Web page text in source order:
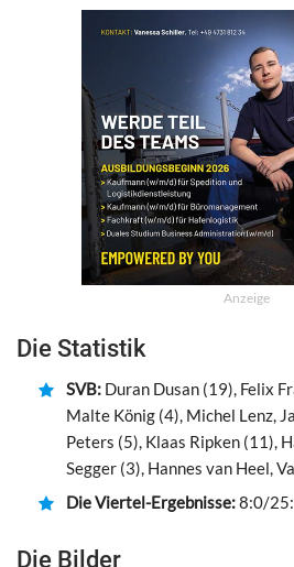
Anzeige
Die Statistik
SVB: Duran Dusan (19), Felix
Malte König (4), Michel Lenz,
Peters (5), Klaas Ripken (11),
Segger (3), Hannes van Heel,
Die Viertel-Ergebnisse:8:0/
Die Bilder